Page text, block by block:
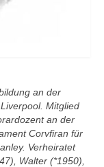
an der
Mitglied
an der
Corvfiran für
Verheiratet
Walter (*1950),